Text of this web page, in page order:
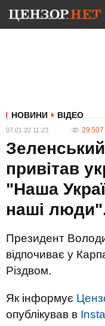
НОВИНИ ВІДЕО
07.01.22 11:23 29 507
привітав
"Наша
наші
Президент
відпочиває у
Різдвом.
Як інформує
опублікував в